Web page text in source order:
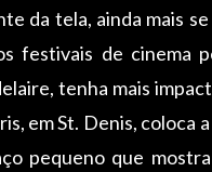
da tela, ainda mais
festivais de
tenha mais
em St. Denis,
pequeno que